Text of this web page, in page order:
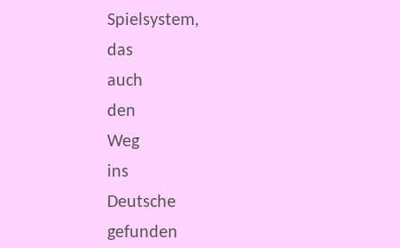
Spielsystem,
das
auch
den
Weg
ins
Deutsche
gefunden